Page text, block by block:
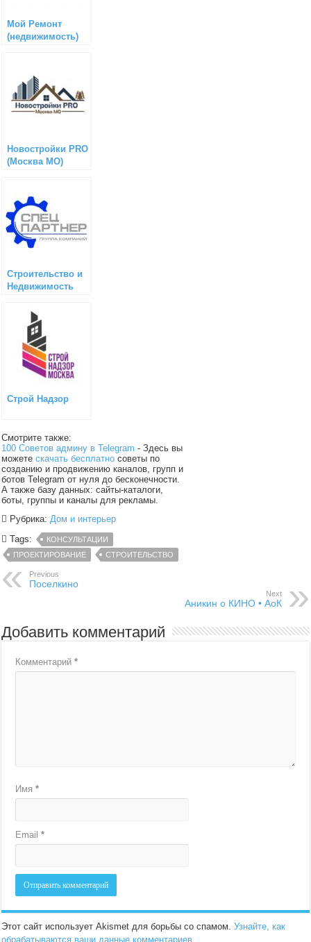
Мой Ремонт
(недвижимость)
Новостройки PRO
(Москва МО)
Строительство и
Недвижимость
Строй Надзор
Смотрите также:
100 Советов админу в Telegram - Здесь вы
можетескачать бесплатно советы по
созданию и продвижению каналов, групп и
ботов Telegram от нуля до бесконечности.
А также базу данных: сайты-каталоги,
боты, группы и каналы для рекламы.
Рубрика:Дом и интерьер
Tags:
КОНСУЛЬТАЦИИ
ПРОЕКТИРОВАНИЕ
СТРОИТЕЛЬСТВО
Previous
Поселкино
Next
Аникин о КИНО • АоК
Добавить комментарий
Комментарий*
Имя*
Email*
Этот сайт использует Akismet для борьбы со спамом.Узнайте, как
обрабатываются ваши данные комментариев